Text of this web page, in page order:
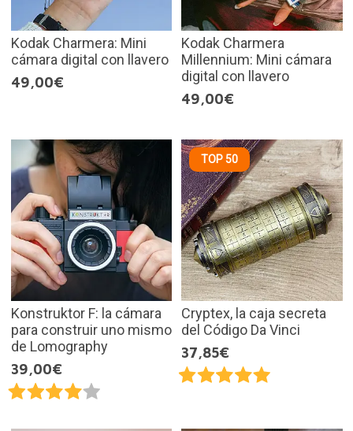
Kodak Charmera: Mini
cámara digital con llavero
49,00€
Kodak Charmera
Millennium: Mini cámara
digital con llavero
49,00€
Konstruktor F: la cámara
para construir uno mismo
de Lomography
39,00€
TOP 50
Cryptex, la caja secreta
del Código Da Vinci
37,85€